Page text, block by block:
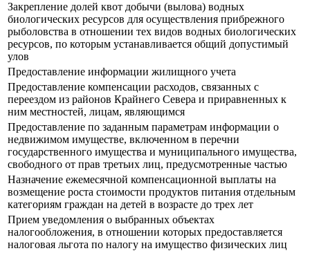
Закрепление долей квот добычи (вылова) водных
биологических ресурсов для осуществления прибрежного
рыболовства в отношении тех видов водных биологических
ресурсов, по которым устанавливается общий допустимый
улов
Предоставление информации жилищного учета
Предоставление компенсации расходов, связанных с
переездом из районов Крайнего Севера и приравненных к
ним местностей, лицам, являющимся
Предоставление по заданным параметрам информации о
недвижимом имуществе, включенном в перечни
государственного имущества и муниципального имущества,
свободного от прав третьих лиц, предусмотренные частью
Назначение ежемесячной компенсационной выплаты на
возмещение роста стоимости продуктов питания отдельным
категориям граждан на детей в возрасте до трех лет
Прием уведомления о выбранных объектах
налогообложения, в отношении которых предоставляется
налоговая льгота по налогу на имущество физических лиц